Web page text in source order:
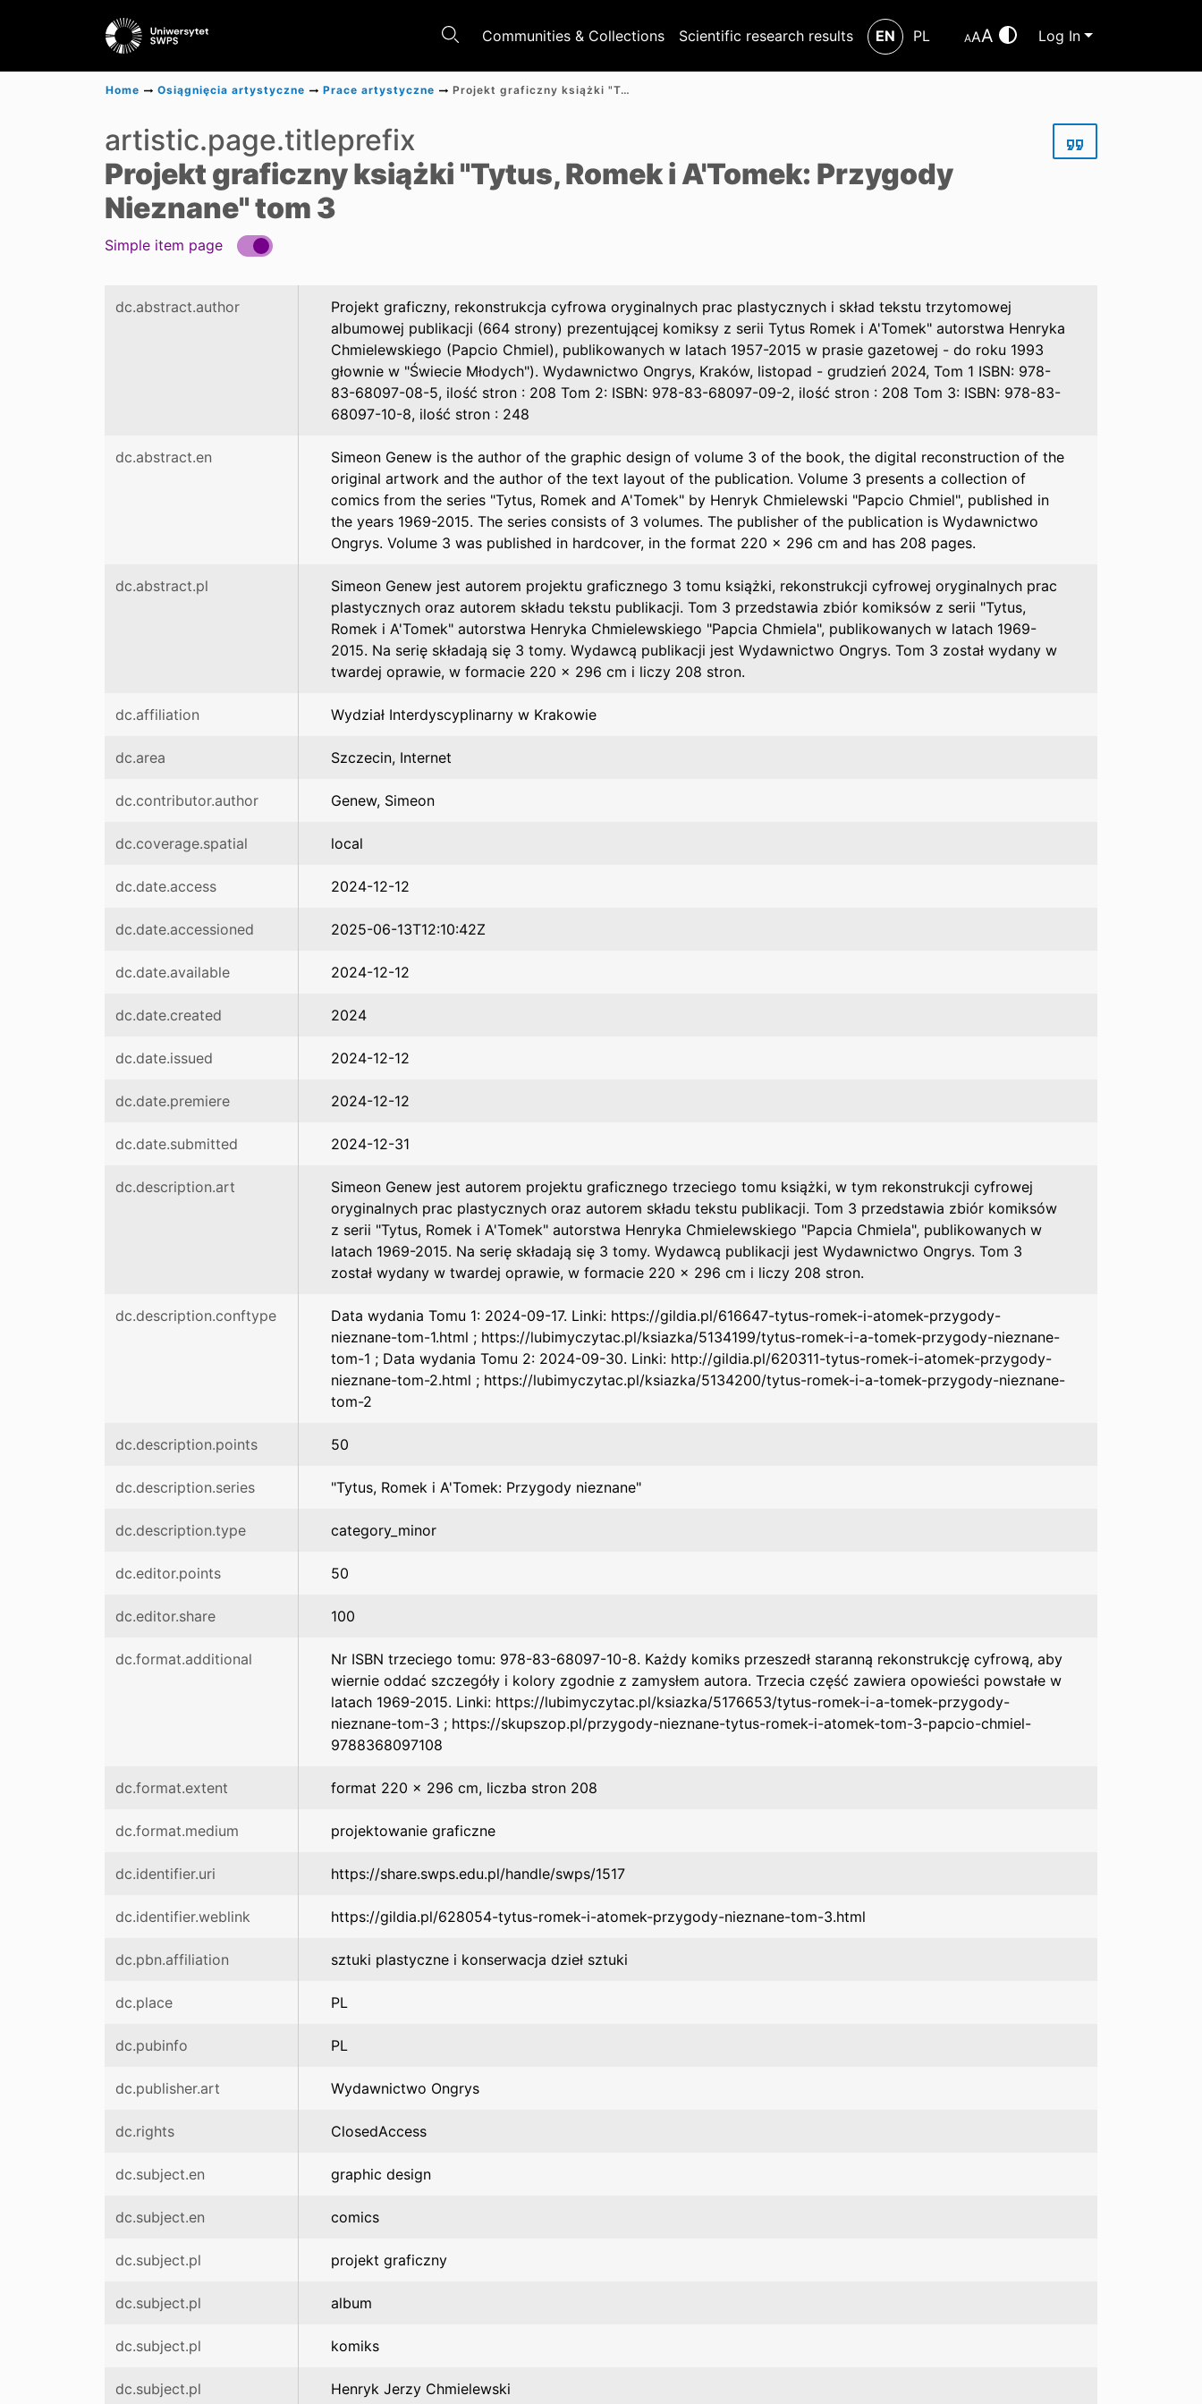
Communities & Collections Scientific research results EN PL AAA Log In
Home Osiągnięcia artystyczne Prace artystyczne Projekt graficzny książki "Tytus, Romek i A'Tomek: Przygody Nieznane" tom 3
artistic.page.titleprefix
Projekt graficzny książki "Tytus, Romek i A'Tomek: Przygody
Nieznane" tom 3
Simple item page
dc.abstract.author
Projekt graficzny, rekonstrukcja cyfrowa oryginalnych prac plastycznych i skład tekstu trzytomowej
albumowej publikacji (664 strony) prezentującej komiksy z serii Tytus Romek i A'Tomek" autorstwa Henryka
Chmielewskiego (Papcio Chmiel), publikowanych w latach 1957-2015 w prasie gazetowej - do roku 1993
głownie w "Świecie Młodych"). Wydawnictwo Ongrys, Kraków, listopad - grudzień 2024, Tom 1 ISBN: 978-
83-68097-08-5, ilość stron : 208 Tom 2: ISBN: 978-83-68097-09-2, ilość stron : 208 Tom 3: ISBN: 978-83-
68097-10-8, ilość stron : 248
dc.abstract.en
Simeon Genew is the author of the graphic design of volume 3 of the book, the digital reconstruction of the
original artwork and the author of the text layout of the publication. Volume 3 presents a collection of
comics from the series "Tytus, Romek and A'Tomek" by Henryk Chmielewski "Papcio Chmiel", published in
the years 1969-2015. The series consists of 3 volumes. The publisher of the publication is Wydawnictwo
Ongrys. Volume 3 was published in hardcover, in the format 220 x 296 cm and has 208 pages.
dc.abstract.pl
Simeon Genew jest autorem projektu graficznego 3 tomu książki, rekonstrukcji cyfrowej oryginalnych prac
plastycznych oraz autorem składu tekstu publikacji. Tom 3 przedstawia zbiór komiksów z serii "Tytus,
Romek i A'Tomek" autorstwa Henryka Chmielewskiego "Papcia Chmiela", publikowanych w latach 1969-
2015. Na serię składają się 3 tomy. Wydawcą publikacji jest Wydawnictwo Ongrys. Tom 3 został wydany w
twardej oprawie, w formacie 220 x 296 cm i liczy 208 stron.
dc.affiliation Wydział Interdyscyplinarny w Krakowie
dc.area Szczecin, Internet
dc.contributor.author Genew, Simeon
dc.coverage.spatial local
dc.date.access 2024-12-12
dc.date.accessioned 2025-06-13T12:10:42Z
dc.date.available 2024-12-12
dc.date.created 2024
dc.date.issued 2024-12-12
dc.date.premiere 2024-12-12
dc.date.submitted 2024-12-31
dc.description.art
Simeon Genew jest autorem projektu graficznego trzeciego tomu książki, w tym rekonstrukcji cyfrowej
oryginalnych prac plastycznych oraz autorem składu tekstu publikacji. Tom 3 przedstawia zbiór komiksów
z serii "Tytus, Romek i A'Tomek" autorstwa Henryka Chmielewskiego "Papcia Chmiela", publikowanych w
latach 1969-2015. Na serię składają się 3 tomy. Wydawcą publikacji jest Wydawnictwo Ongrys. Tom 3
został wydany w twardej oprawie, w formacie 220 x 296 cm i liczy 208 stron.
dc.description.conftype
Data wydania Tomu 1: 2024-09-17. Linki: https://gildia.pl/616647-tytus-romek-i-atomek-przygody-
nieznane-tom-1.html ; https://lubimyczytac.pl/ksiazka/5134199/tytus-romek-i-a-tomek-przygody-nieznane-
tom-1 ; Data wydania Tomu 2: 2024-09-30. Linki: http://gildia.pl/620311-tytus-romek-i-atomek-przygody-
nieznane-tom-2.html ; https://lubimyczytac.pl/ksiazka/5134200/tytus-romek-i-a-tomek-przygody-nieznane-
tom-2
dc.description.points 50
dc.description.series "Tytus, Romek i A'Tomek: Przygody nieznane"
dc.description.type category_minor
dc.editor.points 50
dc.editor.share 100
dc.format.additional
Nr ISBN trzeciego tomu: 978-83-68097-10-8. Każdy komiks przeszedł staranną rekonstrukcję cyfrową, aby
wiernie oddać szczegóły i kolory zgodnie z zamysłem autora. Trzecia część zawiera opowieści powstałe w
latach 1969-2015. Linki: https://lubimyczytac.pl/ksiazka/5176653/tytus-romek-i-a-tomek-przygody-
nieznane-tom-3 ; https://skupszop.pl/przygody-nieznane-tytus-romek-i-atomek-tom-3-papcio-chmiel-
9788368097108
dc.format.extent format 220 x 296 cm, liczba stron 208
dc.format.medium projektowanie graficzne
dc.identifier.uri https://share.swps.edu.pl/handle/swps/1517
dc.identifier.weblink https://gildia.pl/628054-tytus-romek-i-atomek-przygody-nieznane-tom-3.html
dc.pbn.affiliation sztuki plastyczne i konserwacja dzieł sztuki
dc.place PL
dc.pubinfo PL
dc.publisher.art Wydawnictwo Ongrys
dc.rights ClosedAccess
dc.subject.en graphic design
dc.subject.en comics
dc.subject.pl projekt graficzny
dc.subject.pl album
dc.subject.pl komiks
dc.subject.pl Henryk Jerzy Chmielewski